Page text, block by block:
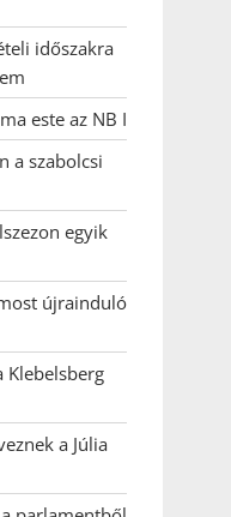
időszakra
este az NB I
a szabolcsi
egyik
újrainduló
Klebelsberg
a Júlia